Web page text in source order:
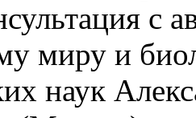
с
миру и
наук